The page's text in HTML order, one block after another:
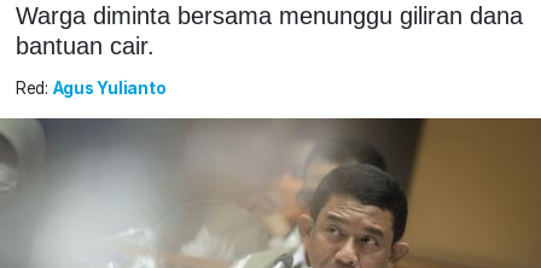
Warga diminta bersama menunggu giliran dana
bantuan cair.
Red: Agus Yulianto